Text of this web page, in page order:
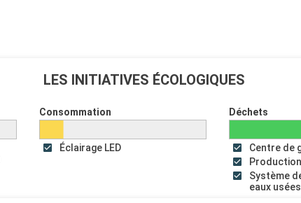
LES INITIATIVES ÉCOLOGIQUES
Consommation
Éclairage LED
Déchets
Centre de
Système
eaux usées